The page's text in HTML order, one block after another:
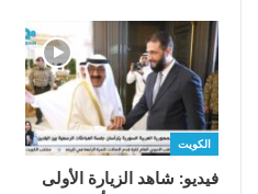
الكويت
فيديو: شاهد الزيارة الأولى